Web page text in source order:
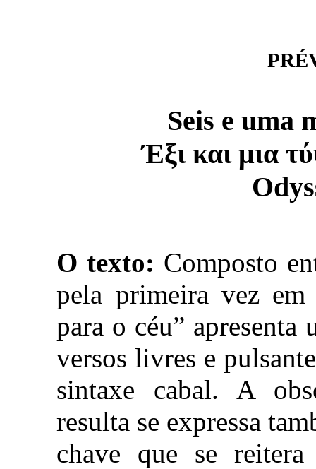
Seis e uma
Έξι και μια
O texto: Composto
pela primeira vez em
para o céu”
versos livres e
sintaxe cabal. A
resulta se expressa
chave que se